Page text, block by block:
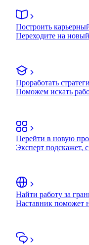
Построить
Переходите на
Проработать
Поможем искать
Перейти в новую
Эксперт подскажет,
Найти работу за
Наставник поможет